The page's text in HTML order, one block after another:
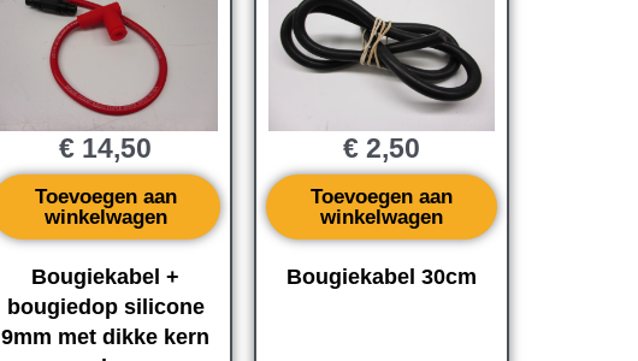
Bougiekabel +
bougiedop silicone
9mm met dikke kern
€ 14,50
Toevoegen aan
winkelwagen
Bougiekabel 30cm
€ 2,50
Toevoegen aan
winkelwagen